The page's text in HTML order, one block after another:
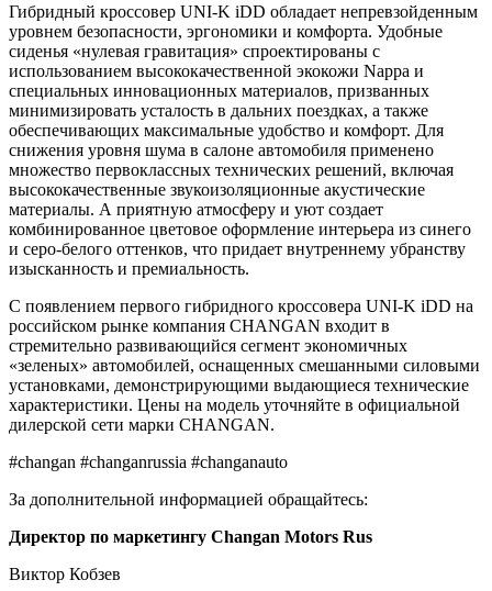
Гибридный кроссовер UNI-K iDD обладает непревзойденным
уровнем безопасности, эргономики и комфорта. Удобные
сиденья «нулевая гравитация» спроектированы с
использованием высококачественной экокожи Nappa и
специальных инновационных материалов, призванных
минимизировать усталость в дальних поездках, а также
обеспечивающих максимальные удобство и комфорт. Для
снижения уровня шума в салоне автомобиля применено
множество первоклассных технических решений, включая
высококачественные звукоизоляционные акустические
материалы. А приятную атмосферу и уют создает
комбинированное цветовое оформление интерьера из синего
и серо-белого оттенков, что придает внутреннему убранству
изысканность и премиальность.
С появлением первого гибридного кроссовера UNI-K iDD на
российском рынке компания CHANGAN входит в
стремительно развивающийся сегмент экономичных
«зеленых» автомобилей, оснащенных смешанными силовыми
установками, демонстрирующими выдающиеся технические
характеристики. Цены на модель уточняйте в официальной
дилерской сети марки CHANGAN.
#changan #changanrussia #changanauto
За дополнительной информацией обращайтесь:
Директор по маркетингу Changan Motors Rus
Виктор Кобзев